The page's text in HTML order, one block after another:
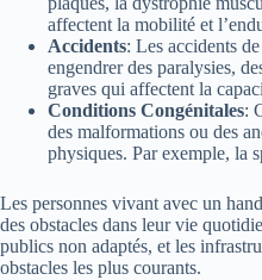
affectent la mobilité et
Accidents: Les accidents
engendrer des paralysies,
graves qui affectent la
Conditions Congénitales:
des malformations ou des
physiques. Par exemple, la
Les personnes vivant avec un
des obstacles dans leur vie
publics non adaptés, et les
obstacles les plus courants.